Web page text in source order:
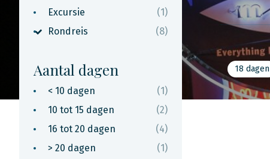
Excursie
(1)
Rondreis
(8)
Aantal dagen
< 10 dagen
(1)
10 tot 15 dagen
(2)
16 tot 20 dagen
(4)
> 20 dagen
(1)
18 dagen